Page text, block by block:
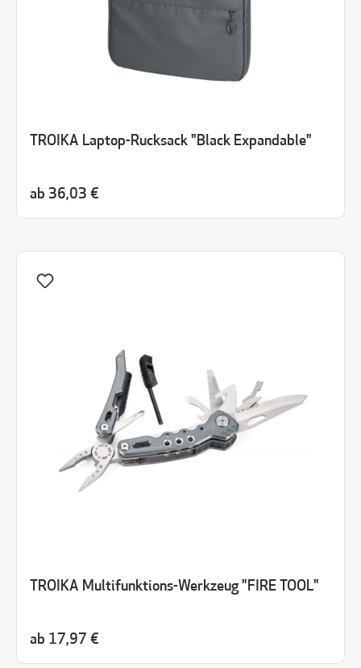
TROIKA Laptop-Rucksack "Black Expandable"
ab 36,03 €
TROIKA Multifunktions-Werkzeug "FIRE TOOL"
ab 17,97 €